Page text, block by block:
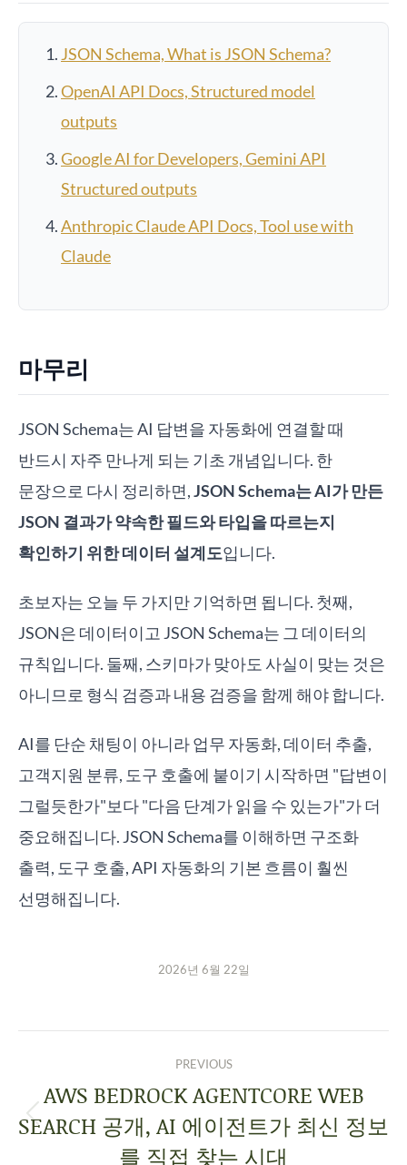
JSON Schema, What is JSON Schema?
OpenAI API Docs, Structured model
outputs
Google AI for Developers, Gemini API
Structured outputs
Anthropic Claude API Docs, Tool use with
Claude
마무리
JSON Schema는 AI 답변을 자동화에 연결할 때
반드시 자주 만나게 되는 기초 개념입니다. 한
문장으로 다시 정리하면,JSON Schema는 AI가 만든
JSON 결과가 약속한 필드와 타입을 따르는지
확인하기 위한 데이터 설계도입니다.
초보자는 오늘 두 가지만 기억하면 됩니다. 첫째,
JSON은 데이터이고 JSON Schema는 그 데이터의
규칙입니다. 둘째, 스키마가 맞아도 사실이 맞는 것은
아니므로 형식 검증과 내용 검증을 함께 해야 합니다.
AI를 단순 채팅이 아니라 업무 자동화, 데이터 추출,
고객지원 분류, 도구 호출에 붙이기 시작하면 "답변이
그럴듯한가"보다 "다음 단계가 읽을 수 있는가"가 더
중요해집니다. JSON Schema를 이해하면 구조화
출력, 도구 호출, API 자동화의 기본 흐름이 훨씬
선명해집니다.
2026년 6월 22일
PREVIOUS
AWS BEDROCK AGENTCORE WEB
SEARCH 공개, AI 에이전트가 최신 정보
를 직접 찾는 시대